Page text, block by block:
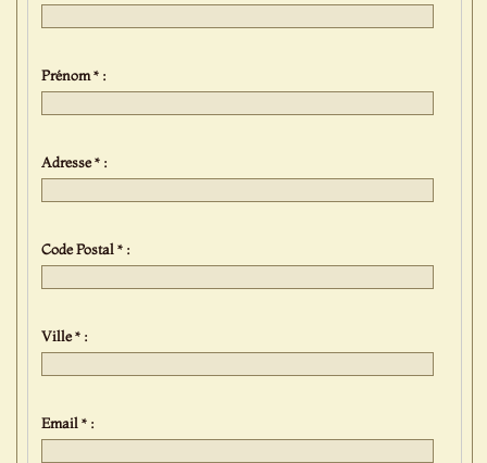
Prénom * :
Adresse * :
Code Postal * :
Ville * :
Email * :